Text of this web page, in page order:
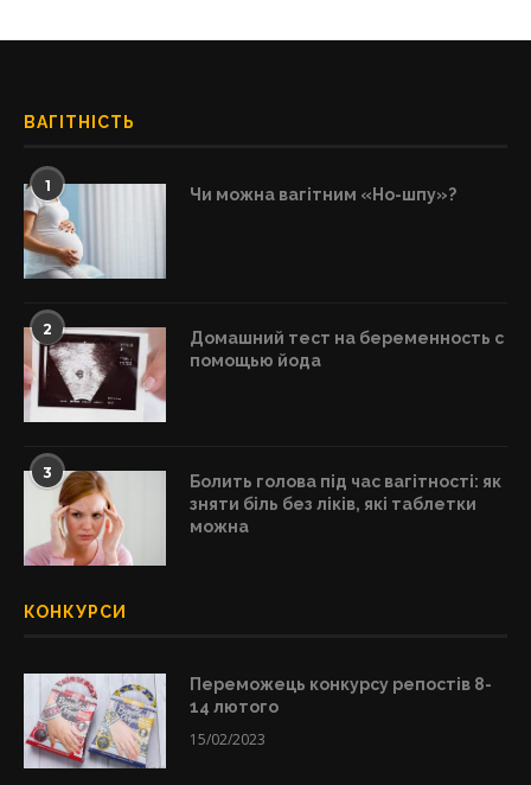
ВАГІТНІСТЬ
1 Чи можна вагітним «Но-шпу»?
2
Домашний тест на беременность с
помощью йода
3
Болить голова під час вагітності: як
зняти біль без ліків, які таблетки
можна
КОНКУРСИ
Переможець конкурсу репостів 8-
14 лютого
15/02/2023